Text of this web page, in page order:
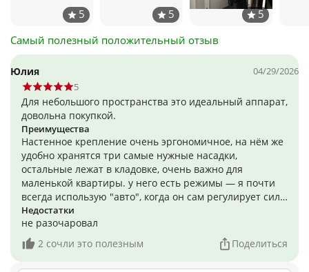
Самый полезный положительный отзыв
Юлия
04/29/2026
5
Для небольшого пространства это идеальный аппарат,
довольна покупкой.
Преимущества
Настенное крепление очень эргономичное, на нём же
удобно хранятся три самые нужные насадки,
остальные лежат в кладовке, очень важно для
маленькой квартиры. у него есть режимы — я почти
всегда использую "авто", когда он сам регулирует силу
всасывания в зависимости от покрытия, и "эко",
который даёт до 90 минут работы, чего мне хватает на
генеральную уборку выходного дня.
Недостатки
не разочаровал
2 сочли это полезным
Поделиться